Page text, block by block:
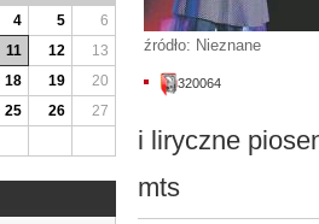
źródło: Nieznane
320064
i liryczne
mts
4 5
6
11 12
13
18 19
20
25 26
27